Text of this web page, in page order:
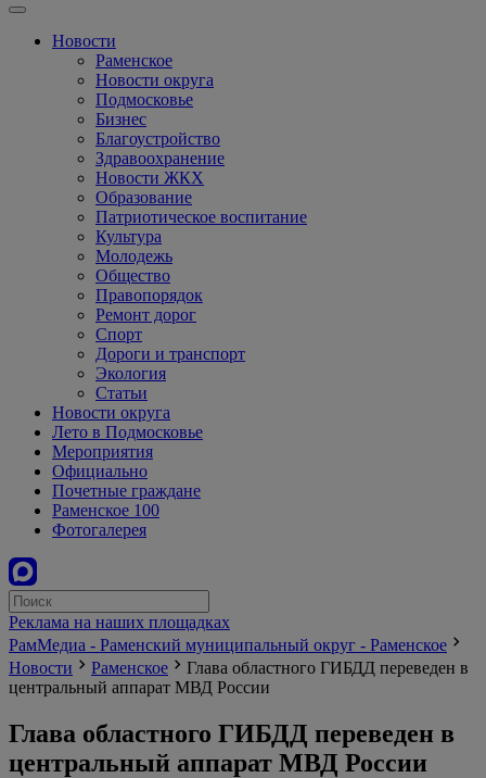
Новости
Раменское
Новости округа
Подмосковье
Бизнес
Благоустройство
Здравоохранение
Новости ЖКХ
Образование
Патриотическое воспитание
Культура
Молодежь
Общество
Правопорядок
Ремонт дорог
Спорт
Дороги и транспорт
Экология
Статьи
Новости округа
Лето в Подмосковье
Мероприятия
Официально
Почетные граждане
Раменское 100
Фотогалерея
Реклама на наших площадках
РамМедиа - Раменский муниципальный округ - Раменское
Новости
Раменское
Глава областного ГИБДД переведен в
центральный аппарат МВД России
Глава областного ГИБДД переведен в
центральный аппарат МВД России